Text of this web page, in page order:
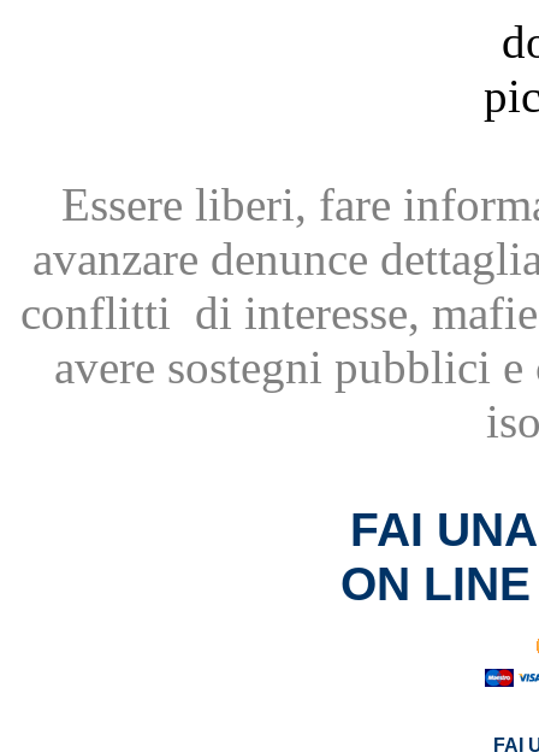
Essere liberi, fare
avanzare denunce
conflitti di interesse,
avere sostegni pubblici
FAI
ON
FAI